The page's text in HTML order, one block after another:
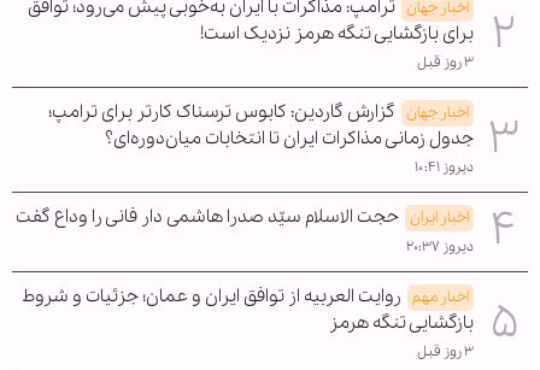
اخبار جهان ترامپ: مذاکرات با ایران به‌خوبی پیش می‌رود؛ توافق
برای بازگشایی تنگه هرمز نزدیک است!
۳ روز قبل
اخبار جهان گزارش گاردین: کابوس ترسناک کارتر برای ترامپ؛
جدول زمانی مذاکرات ایران تا انتخابات میان‌دوره‌ای؟
دیروز ۱۰:۴۱
اخبار ایران حجت الاسلام سیّد صدرا هاشمی دار فانی را وداع گفت
دیروز ۲۰:۳۷
اخبار مهم روایت العربیه از توافق ایران و عمان؛ جزئیات و شروط
بازگشایی تنگه هرمز
۳ روز قبل